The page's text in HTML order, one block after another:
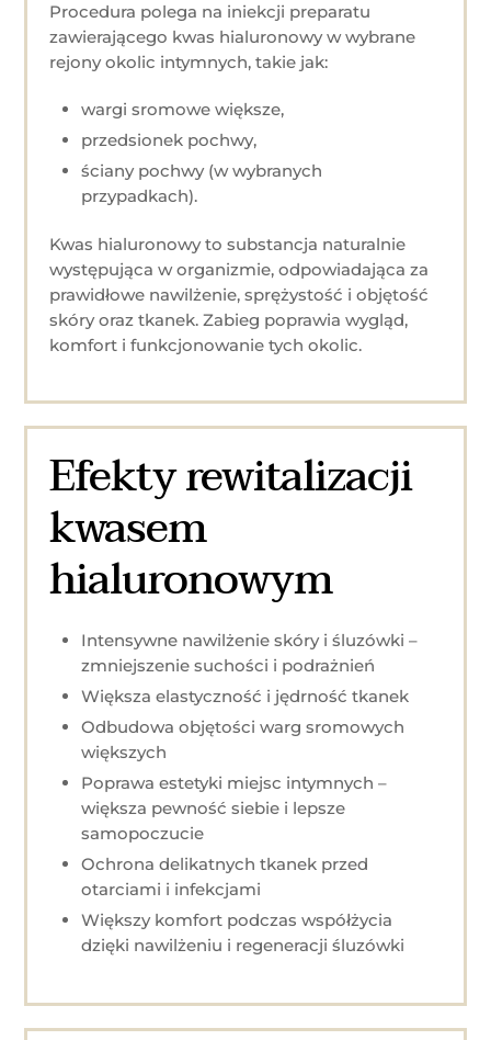
Procedura polega na iniekcji preparatu
zawierającego kwas hialuronowy w wybrane
rejony okolic intymnych, takie jak:
wargi sromowe większe,
przedsionek pochwy,
ściany pochwy (w wybranych
przypadkach).
Kwas hialuronowy to substancja naturalnie
występująca w organizmie, odpowiadająca za
prawidłowe nawilżenie, sprężystość i objętość
skóry oraz tkanek. Zabieg poprawia wygląd,
komfort i funkcjonowanie tych okolic.
Efekty rewitalizacji
kwasem
hialuronowym
Intensywne nawilżenie skóry i śluzówki –
zmniejszenie suchości i podrażnień
Większa elastyczność i jędrność tkanek
Odbudowa objętości warg sromowych
większych
Poprawa estetyki miejsc intymnych –
większa pewność siebie i lepsze
samopoczucie
Ochrona delikatnych tkanek przed
otarciami i infekcjami
Większy komfort podczas współżycia
dzięki nawilżeniu i regeneracji śluzówki